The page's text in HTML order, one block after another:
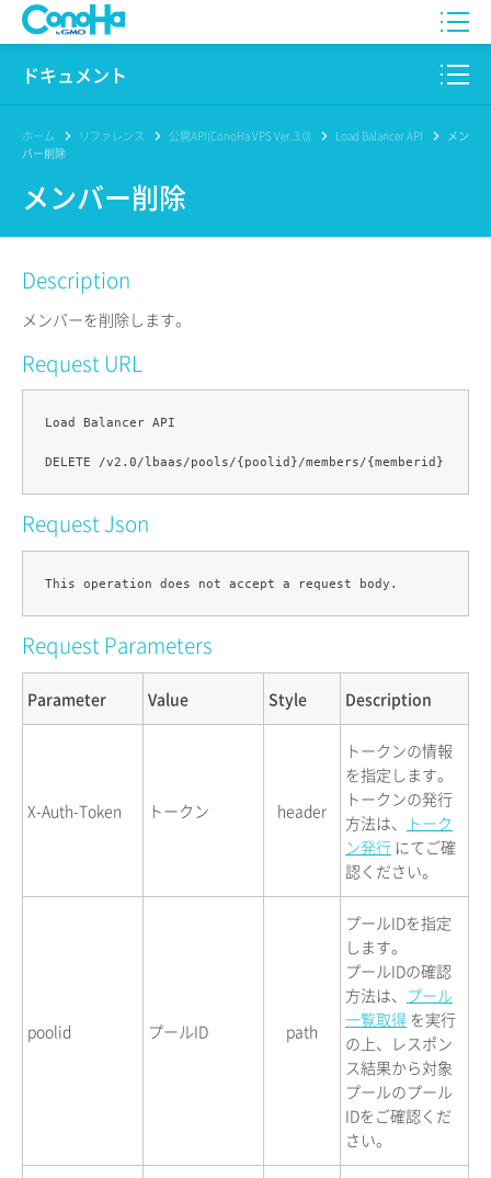
WING
Pencil
サービス一覧
サポート
ドキュメント
このサイトについて
プロダクト
リファレンス
リリースノート
ホーム リファレンス 公開API(ConoHa VPS Ver.3.0) Load Balancer API
メン
バー削除
メンバー削除
Description
メンバーを削除します。
Request URL
Load Balancer API
Request Json
Request Parameters
Parameter Value Style Description
X-Auth-Token トークン header
トークンの情報
を指定します。
トークンの発行
方法は、
トーク
ン発行 にてご確
認ください。
poolid プールID path
プールIDを指定
します。
プールIDの確認
方法は、 プール
一覧取得 を実行
の上、レスポン
ス結果から対象
プールのプール
IDをご確認くだ
さい。